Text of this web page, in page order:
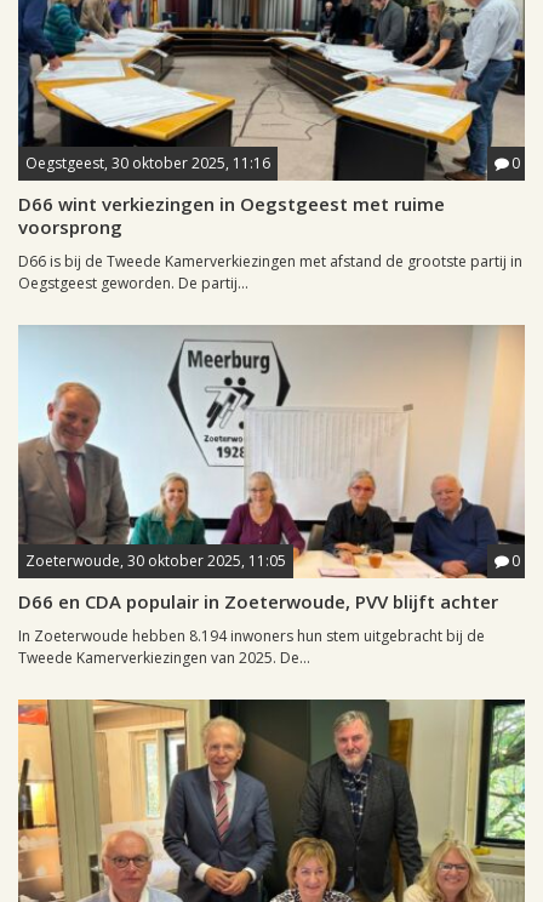
Oegstgeest, 30 oktober 2025, 11:16 0
D66 wint verkiezingen in Oegstgeest met ruime
voorsprong
D66 is bij de Tweede Kamerverkiezingen met afstand de grootste partij in
Oegstgeest geworden. De partij...
Zoeterwoude, 30 oktober 2025, 11:05 0
D66 en CDA populair in Zoeterwoude, PVV blijft achter
In Zoeterwoude hebben 8.194 inwoners hun stem uitgebracht bij de
Tweede Kamerverkiezingen van 2025. De...